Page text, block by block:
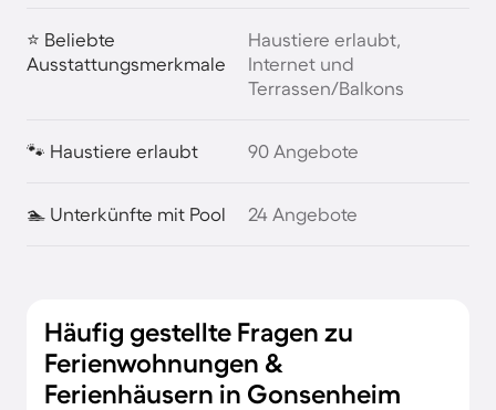
⭐ Beliebte
Ausstattungsmerkmale
Haustiere erlaubt,
Internet und
Terrassen/Balkons
🐾 Haustiere erlaubt 90 Angebote
🏊 Unterkünfte mit Pool 24 Angebote
Häufig gestellte Fragen zu
Ferienwohnungen &
Ferienhäusern in Gonsenheim